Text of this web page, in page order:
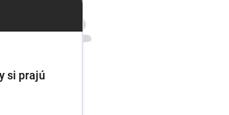
si prajú